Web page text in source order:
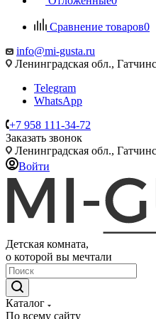
Сравнение товаров0
info@mi-gusta.ru
Ленинградская обл.,
Telegram
WhatsApp
+7 958 111-34-72
Заказать звонок
Ленинградская обл.,
Войти
Детская комната,
о которой вы мечтали
Каталог
По всему сайту